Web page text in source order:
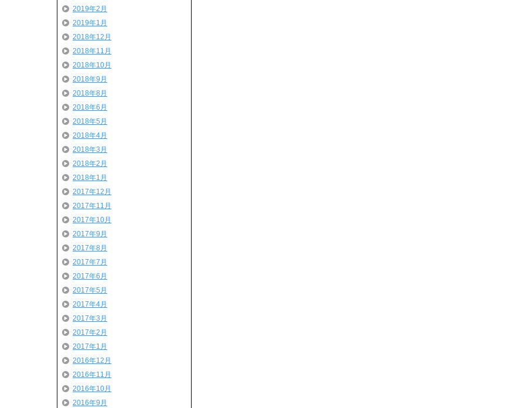
2019年2月
2019年1月
2018年12月
2018年11月
2018年10月
2018年9月
2018年8月
2018年6月
2018年5月
2018年4月
2018年3月
2018年2月
2018年1月
2017年12月
2017年11月
2017年10月
2017年9月
2017年8月
2017年7月
2017年6月
2017年5月
2017年4月
2017年3月
2017年2月
2017年1月
2016年12月
2016年11月
2016年10月
2016年9月